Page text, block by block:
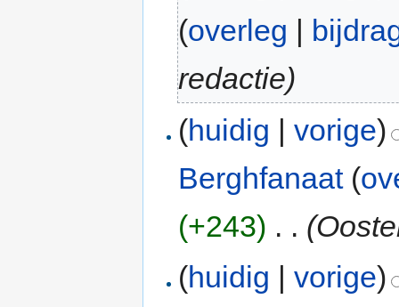
(overleg
redactie)
(huidig |vorige)
Berghfanaat (
(+243) . .
(huidig |vorige)